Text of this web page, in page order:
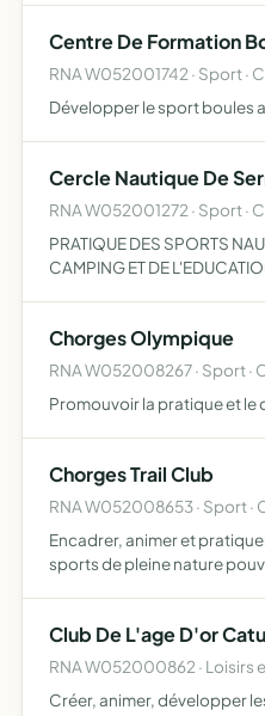
Centre De Formation
RNA W052001742 · Sport ·
Développer le sport boules
Cercle Nautique De
RNA W052001272 · Sport ·
PRATIQUE DES SPORTS
CAMPING ET DE
Chorges Olympique
RNA W052008267 · Sport ·
Promouvoir la pratique et
Chorges Trail Club
RNA W052008653 · Sport ·
Encadrer, animer et
sports de pleine nature
Club De L'age D'or
RNA W052000862 · Loisirs
Créer, animer, développer